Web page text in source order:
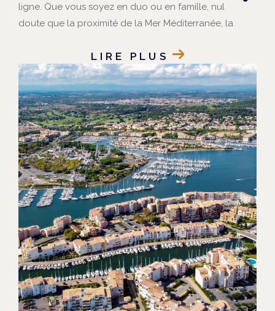
ligne. Que vous soyez en duo ou en famille, nul
doute que la proximité de la Mer Méditerranée, la
LIRE PLUS